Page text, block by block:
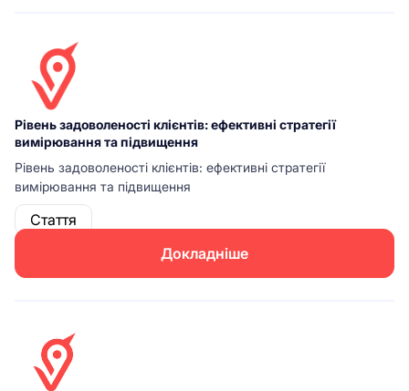
Рівень задоволеності клієнтів: ефективні стратегії
вимірювання та підвищення
Рівень задоволеності клієнтів: ефективні стратегії
вимірювання та підвищення
Стаття
Докладніше